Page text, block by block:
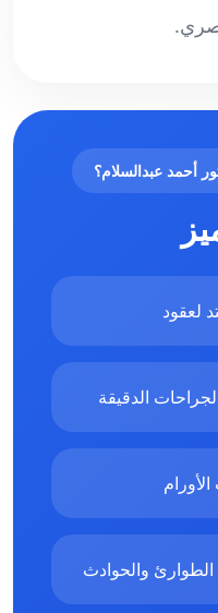
أحمد عبدالسلام؟
لعقود
الدقيقة
والحوادث